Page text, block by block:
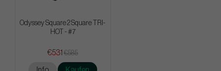
Odyssey Square 2 Square TRI-
HOT - #7
€531 €585